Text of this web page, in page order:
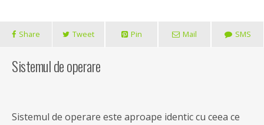
Share Tweet Pin Mail SMS
Sistemul de operare
Sistemul de operare este aproape identic cu ceea ce